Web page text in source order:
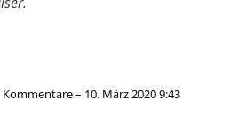
Kommentare – 10. März 2020 9:43